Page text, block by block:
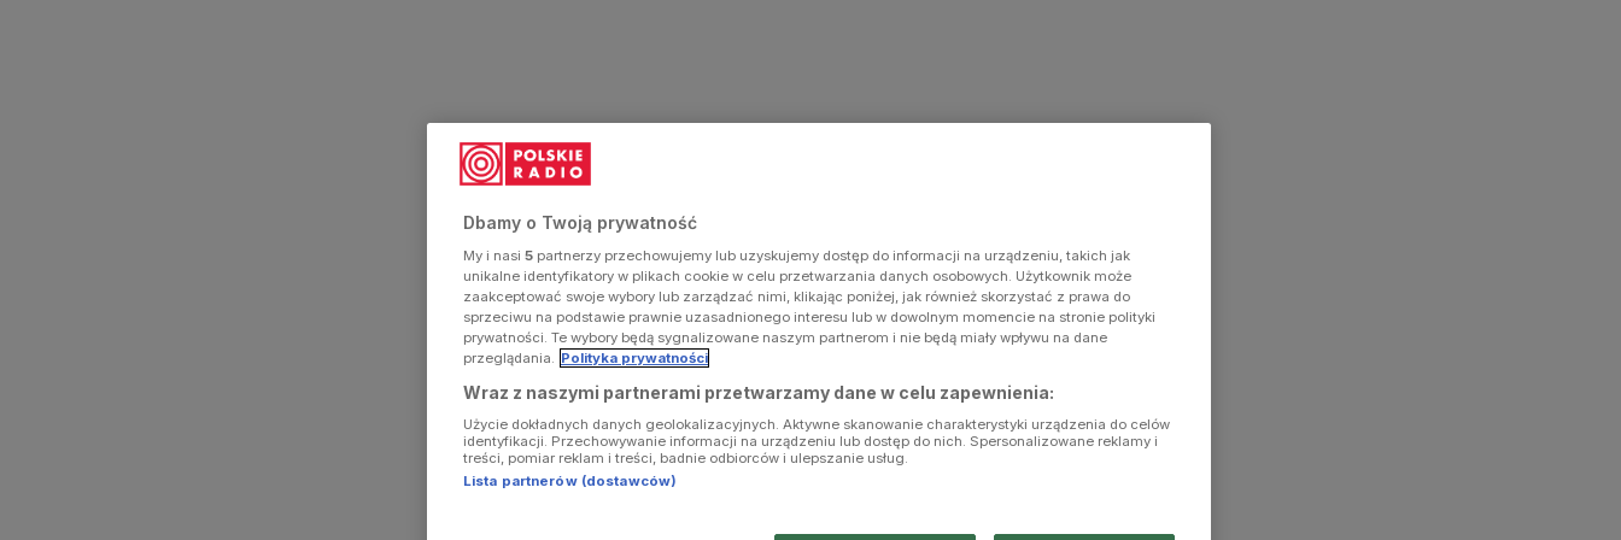
Dbamy o Twoją prywatność
My i nasi 5 partnerzy przechowujemy lub uzyskujemy dostęp do informacji na urządzeniu, takich jak
unikalne identyfikatory w plikach cookie w celu przetwarzania danych osobowych. Użytkownik może
zaakceptować swoje wybory lub zarządzać nimi, klikając poniżej, jak również skorzystać z prawa do
sprzeciwu na podstawie prawnie uzasadnionego interesu lub w dowolnym momencie na stronie polityki
prywatności. Te wybory będą sygnalizowane naszym partnerom i nie będą miały wpływu na dane
przeglądania. Polityka prywatności
Wraz z naszymi partnerami przetwarzamy dane w celu zapewnienia:
Użycie dokładnych danych geolokalizacyjnych. Aktywne skanowanie charakterystyki urządzenia do celów
identyfikacji. Przechowywanie informacji na urządzeniu lub dostęp do nich. Spersonalizowane reklamy i
treści, pomiar reklam i treści, badnie odbiorców i ulepszanie usług.
Lista partnerów (dostawców)